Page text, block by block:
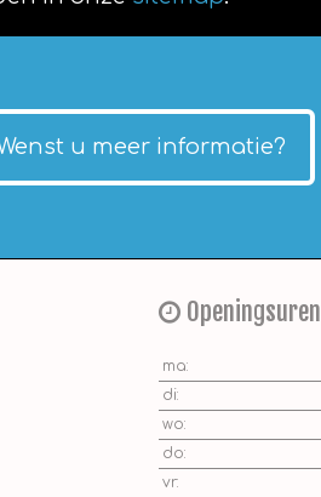
u meer informatie?
Openingsuren
ma:
di:
wo:
do:
vr: